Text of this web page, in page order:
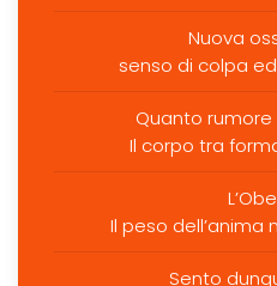
Nuova
senso di colpa
Quanto rumore
Il corpo tra
Il peso dell’anima
Sento